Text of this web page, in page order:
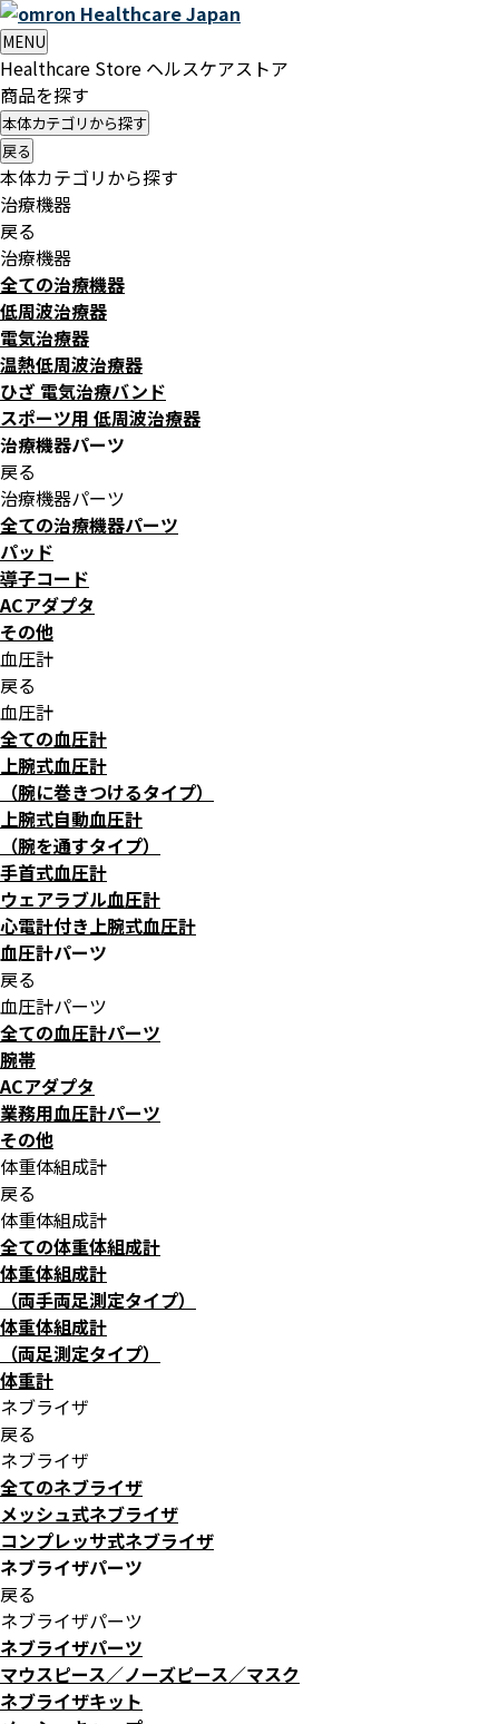
HealthcareJapan
MENU
Healthcare Store ヘルスケアストア
商品を探す
本体カテゴリから探す
戻る
本体カテゴリから探す
治療機器
戻る
治療機器
全ての治療機器
低周波治療器
電気治療器
温熱低周波治療器
ひざ 電気治療バンド
スポーツ用 低周波治療器
治療機器パーツ
戻る
治療機器パーツ
全ての治療機器パーツ
パッド
導子コード
ACアダプタ
その他
血圧計
戻る
血圧計
全ての血圧計
上腕式血圧計
（腕に巻きつけるタイプ）
上腕式自動血圧計
（腕を通すタイプ）
手首式血圧計
ウェアラブル血圧計
心電計付き上腕式血圧計
血圧計パーツ
戻る
血圧計パーツ
全ての血圧計パーツ
腕帯
ACアダプタ
業務用血圧計パーツ
その他
体重体組成計
戻る
体重体組成計
全ての体重体組成計
体重体組成計
（両手両足測定タイプ）
体重体組成計
（両足測定タイプ）
体重計
ネブライザ
戻る
ネブライザ
全てのネブライザ
メッシュ式ネブライザ
コンプレッサ式ネブライザ
ネブライザパーツ
戻る
ネブライザパーツ
ネブライザパーツ
マウスピース／ノーズピース／マスク
ネブライザキット